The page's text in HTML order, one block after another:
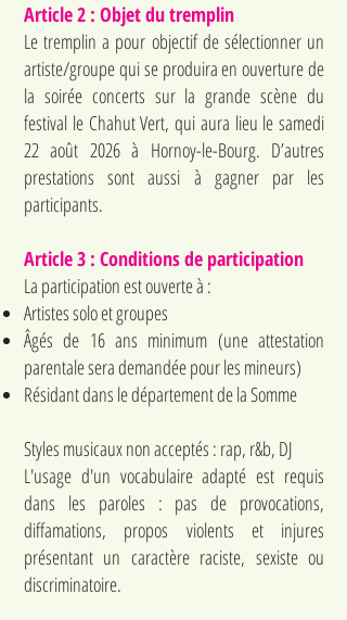
Article 2 : Objet du tremplin
Le tremplin a pour objectif de sélectionner un
artiste/groupe qui se produira en ouverture de
la soirée concerts sur la grande scène du
festival le Chahut Vert, qui aura lieu le samedi
22 août 2026 à Hornoy-le-Bourg. D’autres
prestations sont aussi à gagner par les
participants.
Article 3 : Conditions de participation
La participation est ouverte à :
Artistes solo et groupes
Âgés de 16 ans minimum (une attestation
parentale sera demandée pour les mineurs)
Résidant dans le département de la Somme
Styles musicaux non acceptés : rap, r&b, DJ
L'usage d'un vocabulaire adapté est requis
dans les paroles : pas de provocations,
diffamations, propos violents et injures
présentant un caractère raciste, sexiste ou
discriminatoire.